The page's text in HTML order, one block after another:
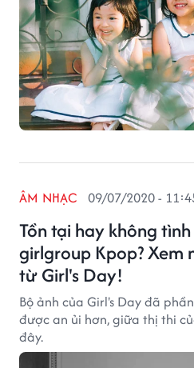
Tồn tại hay không
girlgroup Kpop? Xem
từ Girl's Day!
ÂM NHẠC 09/07/2020 -
Bộ ảnh của Girl's Day đã
được an ủi hơn, giữa thị thi
đây.